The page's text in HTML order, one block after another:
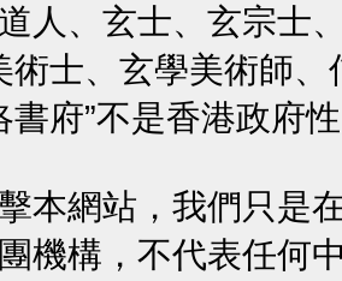
人、玄士、玄宗士
術士、玄學美術師
書府”不是香港政府
本網站，我們只是
機構，不代表任何